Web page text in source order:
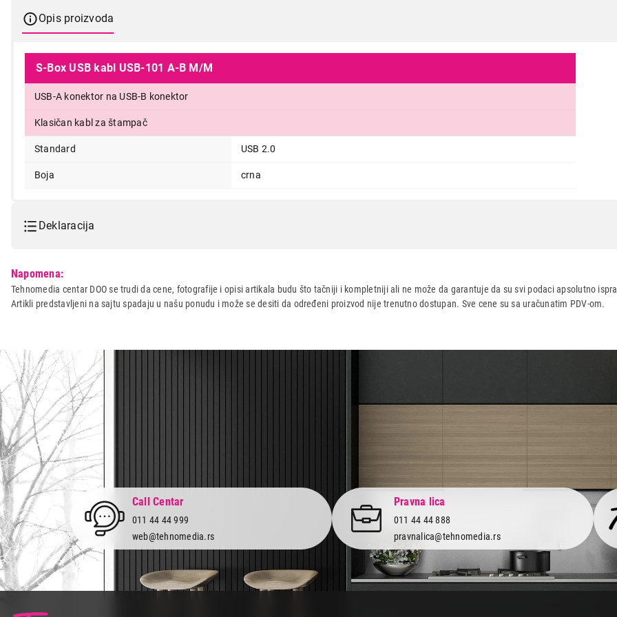
Opis proizvoda
S-Box USB kabl USB-101 A-B M/M
USB-A konektor na USB-B konektor
Klasičan kabl za štampač
Standard USB 2.0
Boja crna
Deklaracija
Naziv i vrsta robe:
KABL IT/AV
Uvoznik:
\N
Napomena:
Tehnomedia centar DOO se trudi da cene, fotografije i opisi artikala budu što tačniji i kompletniji ali ne može da garantuje da su svi podaci apsolutno
Artikli predstavljeni na sajtu spadaju u našu ponudu i može se desiti da određeni proizvod nije trenutno dostupan. Sve cene su sa uračunatim PDV-om.
KABLOVI IT/AV
Proizvod je dodat u korpu.
Call Centar
011 44 44 999
web@tehnomedia.rs
Pravna lica
011 44 44 888
pravnalica@tehnomedia.rs